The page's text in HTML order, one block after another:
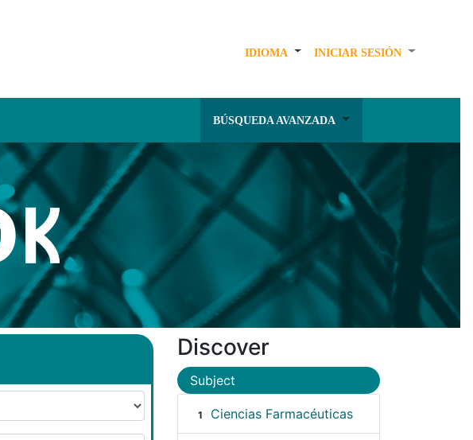
IDIOMA INICIAR SESIÓN
BÚSQUEDA AVANZADA
Discover
Subject
1 Ciencias Farmacéuticas